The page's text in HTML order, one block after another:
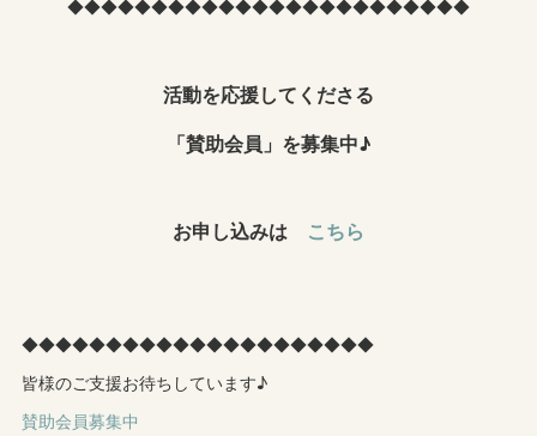
◆◆◆◆◆◆◆◆◆◆◆◆◆◆◆◆◆◆◆◆◆◆◆◆
活動を応援してくださる
「賛助会員」を募集中♪
お申し込みは こちら
◆◆◆◆◆◆◆◆◆◆◆◆◆◆◆◆◆◆◆◆◆
皆様のご支援お待ちしています♪
賛助会員募集中